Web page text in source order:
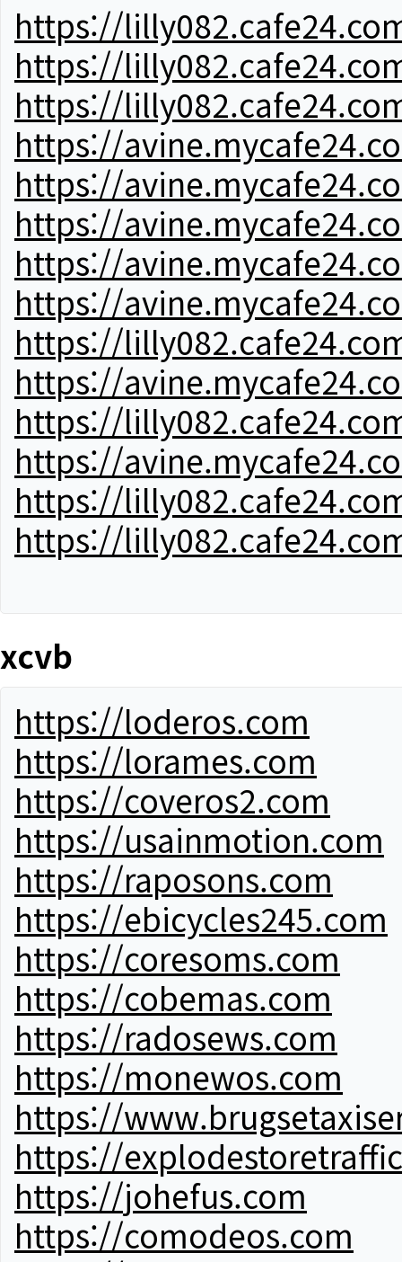
https://
https://
https://
https://
https://
https://
https://
https://
https://
https://
https://
https://
https://
https://
xcvb
https://loderos.com
https://lorames.com
https://coveros2.com
https://usainmotion.com
https://raposons.com
https://ebicycles245.com
https://coresoms.com
https://cobemas.com
https://radosews.com
https://monewos.com
https://
https://
https://johefus.com
https://comodeos.com